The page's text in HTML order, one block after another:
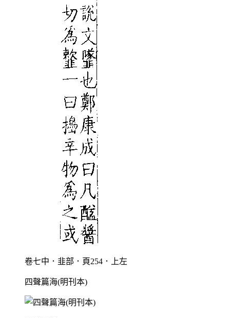
卷七中．韭部．頁254．上左
四聲篇海(明刊本)